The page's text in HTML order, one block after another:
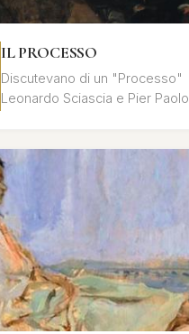
IL PROCESSO
Discutevano di un "Processo"
Leonardo Sciascia e Pier Paolo
processo all'inte...